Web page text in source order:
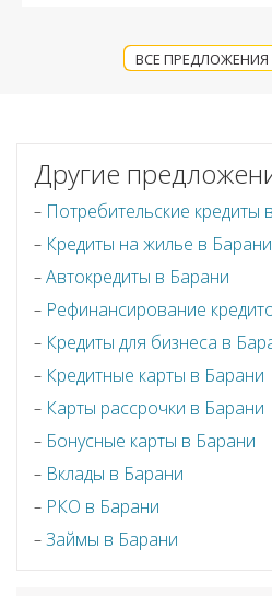
ВСЕ ПРЕДЛОЖЕНИЯ
Другие
Потребительские кредиты
Кредиты на жилье в Барани
Автокредиты в Барани
Рефинансирование
Кредиты для бизнеса в
Кредитные карты в Барани
Карты рассрочки в Барани
Бонусные карты в Барани
Вклады в Барани
РКО в Барани
Займы в Барани